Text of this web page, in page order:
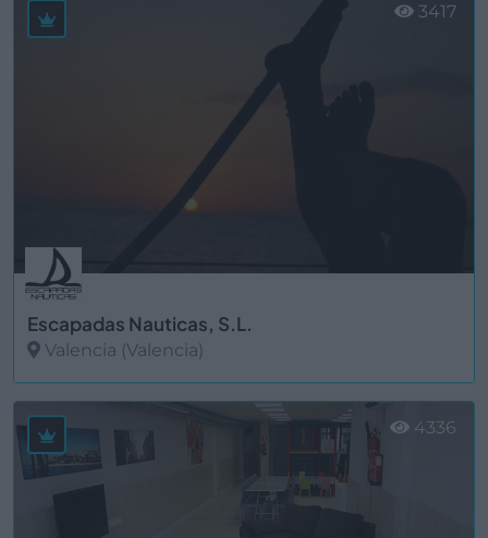
Escapadas Nauticas, S.L.
Valencia (Valencia)
3417
4336